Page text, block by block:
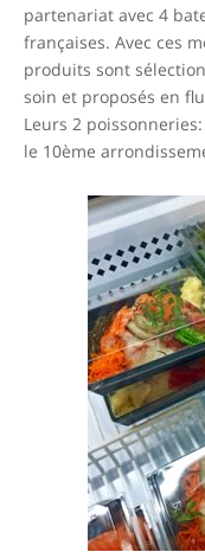
partenariat avec 4
françaises. Avec ces
produits sont
soin et proposés en
Leurs 2 poissonneries:
le 10ème